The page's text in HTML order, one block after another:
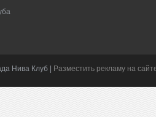
Нива Клуб | Разместить рекламу на